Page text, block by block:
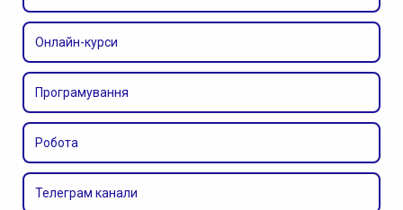
Онлайн-курси
Програмування
Робота
Телеграм канали